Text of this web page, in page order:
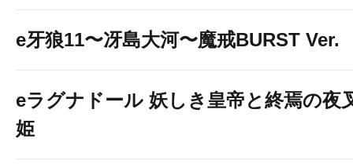
e牙狼11〜冴島大河〜魔戒BURST Ver.
eラグナドール 妖しき皇帝と終焉の夜
姫